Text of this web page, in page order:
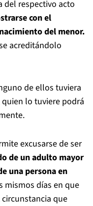
del respectivo acto
con el
del menor.
acreditándolo
de ellos tuviera
lo tuviere podrá
excusarse de ser
de un adulto mayor
una persona en
mismos días en que
que